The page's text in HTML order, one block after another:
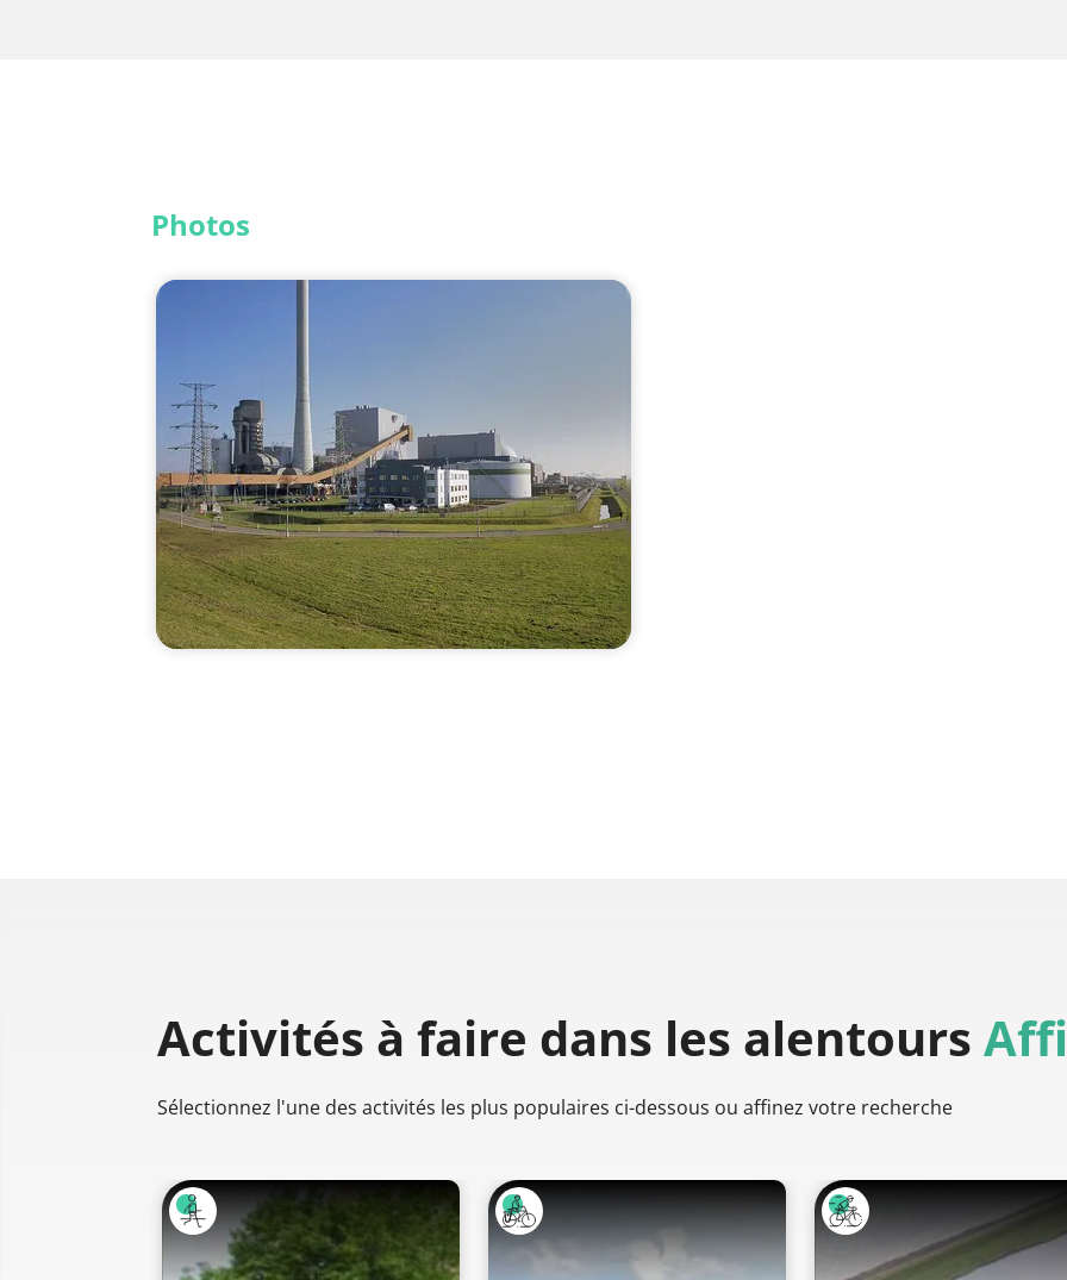
Photos
Activités à faire dans les alentours
Sélectionnez l'une des activités les plus populaires ci-dessous ou affinez votre recherche